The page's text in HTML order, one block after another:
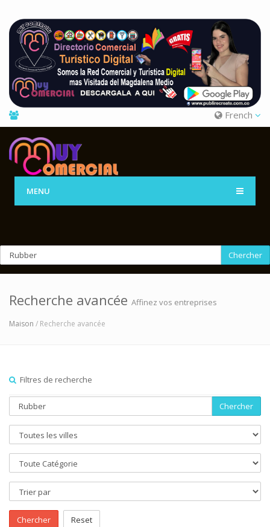
French
MENU
Chercher
Recherche avancée Affinez vos entreprises
Maison / Recherche avancée
Filtres de recherche
Chercher
Chercher Reset